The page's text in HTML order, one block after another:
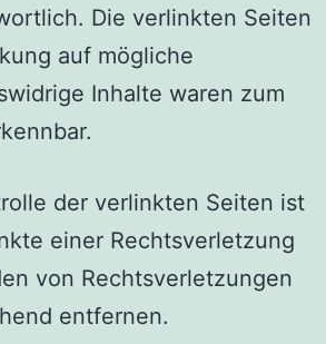
Die verlinkten Seiten
auf mögliche
Inhalte waren zum
der verlinkten Seiten ist
einer Rechtsverletzung
von Rechtsverletzungen
entfernen.